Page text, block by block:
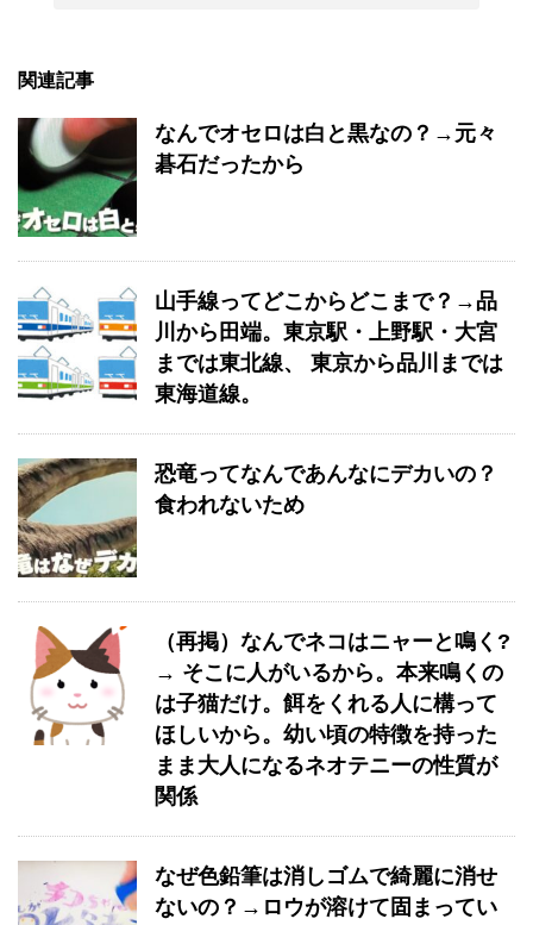
関連記事
なんでオセロは白と黒なの？→元々
碁石だったから
山手線ってどこからどこまで？→品
川から田端。東京駅・上野駅・大宮
までは東北線、 東京から品川までは
東海道線。
恐竜ってなんであんなにデカいの？
食われないため
（再掲）なんでネコはニャーと鳴く?
→ そこに人がいるから。本来鳴くの
は子猫だけ。餌をくれる人に構って
ほしいから。幼い頃の特徴を持った
まま大人になるネオテニーの性質が
関係
なぜ色鉛筆は消しゴムで綺麗に消せ
ないの？→ロウが溶けて固まってい